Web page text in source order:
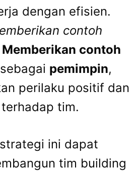
dengan efisien.
contoh
Memberikan contoh
sebagai pemimpin,
perilaku positif dan
terhadap tim.
ini dapat
tim building